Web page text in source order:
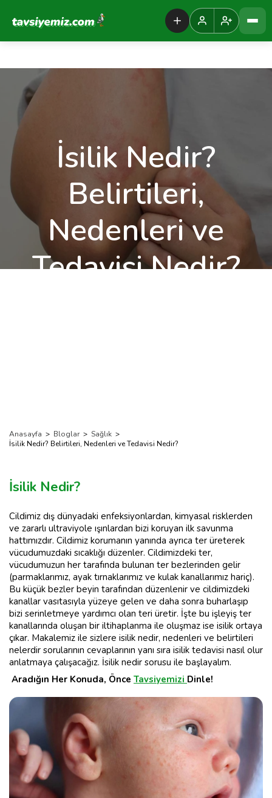
Tavsiyemiz Anasayfa
İsilik Nedir?
Belirtileri,
Nedenleri ve
Tedavisi Nedir?
Anasayfa > Bloglar > Sağlık >
İsilik Nedir? Belirtileri, Nedenleri ve Tedavisi Nedir?
İsilik Nedir?
Cildimiz dış dünyadaki enfeksiyonlardan, kimyasal risklerden
ve zararlı ultraviyole ışınlardan bizi koruyan ilk savunma
hattımızdır. Cildimiz korumanın yanında ayrıca ter üreterek
vücudumuzdaki sıcaklığı düzenler. Cildimizdeki ter,
vücudumuzun her tarafında bulunan ter bezlerinden gelir
(parmaklarımız, ayak tırnaklarımız ve kulak kanallarımız hariç).
Bu küçük bezler beyin tarafından düzenlenir ve cildimizdeki
kanallar vasıtasıyla yüzeye gelen ve daha sonra buharlaşıp
bizi serinletmeye yardımcı olan teri üretir. İşte bu işleyiş ter
kanallarında oluşan bir iltihaplanma ile oluşmaz ise isilik ortaya
çıkar. Makalemiz ile sizlere isilik nedir, nedenleri ve belirtileri
nelerdir sorularının cevaplarının yanı sıra isilik tedavisi nasıl olur
anlatmaya çalışacağız. İsilik nedir sorusu ile başlayalım.
Aradığın Her Konuda, Önce Tavsiyemizi Dinle!